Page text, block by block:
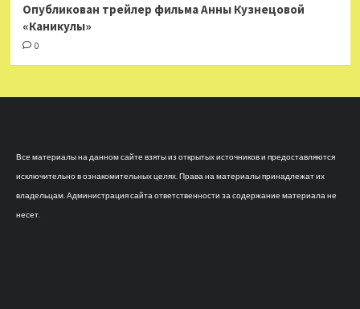
Опубликован трейлер фильма Анны Кузнецовой
«Каникулы»
0
Все материалы на данном сайте взяты из открытых источников и предоставляются
исключительно в ознакомительных целях. Права на материалы принадлежат их
владельцам. Администрация сайта ответственности за содержание материала не
несет.